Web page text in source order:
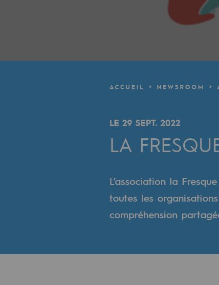
Accélérateur de la transition
Un réseau local et européen
Une organisation
Transversalité et Collaboratif
Notre culture et nos valeurs
Une organisation certifiée
ACCUEIL NEWSROOM
LE 29 SEPT. 2022
LA
L’association la
toutes les
compréhension